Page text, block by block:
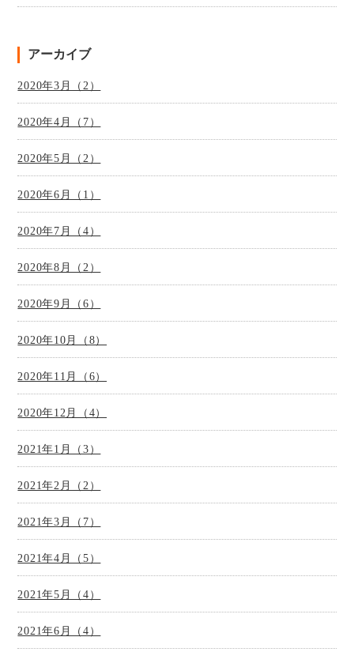
アーカイブ
2020年3月（2）
2020年4月（7）
2020年5月（2）
2020年6月（1）
2020年7月（4）
2020年8月（2）
2020年9月（6）
2020年10月（8）
2020年11月（6）
2020年12月（4）
2021年1月（3）
2021年2月（2）
2021年3月（7）
2021年4月（5）
2021年5月（4）
2021年6月（4）